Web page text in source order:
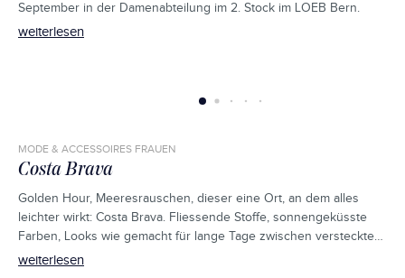
September in der Damenabteilung im 2. Stock im LOEB Bern.
weiterlesen
MODE & ACCESSOIRES FRAUEN
Costa Brava
Golden Hour, Meeresrauschen, dieser eine Ort, an dem alles
leichter wirkt: Costa Brava. Fliessende Stoffe, sonnengeküsste
Farben, Looks wie gemacht für lange Tage zwischen versteckten
Buchten und warmen Nächten am Wasser. Dein Sommer beginnt
weiterlesen